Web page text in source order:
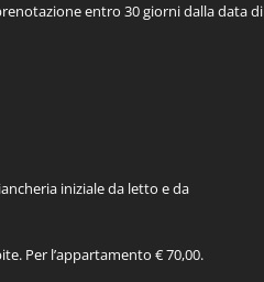
entro 30 giorni dalla data di
iniziale da letto e da
Per l’appartamento € 70,00.